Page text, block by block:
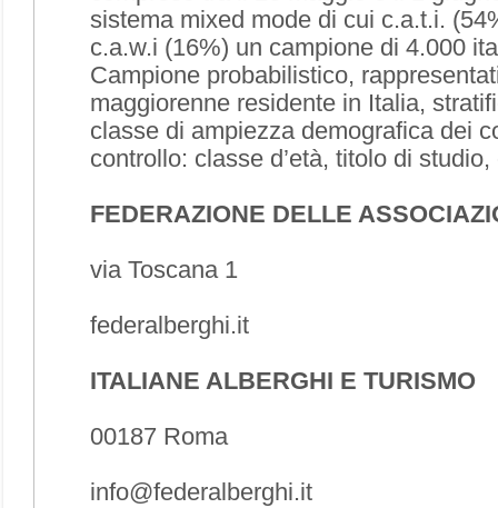
sistema mixed mode di cui c.a.t.i.
c.a.w.i (16%) un campione di 4.000
Campione probabilistico,
maggiorenne residente in Italia,
classe di ampiezza demografica dei
controllo: classe d’età, titolo di
FEDERAZIONE DELLE
via Toscana 1
federalberghi.it
ITALIANE ALBERGHI E TURISMO
00187 Roma
info@federalberghi.it